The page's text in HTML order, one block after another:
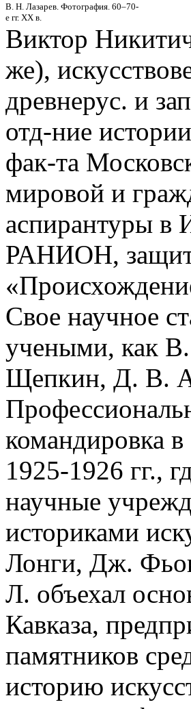
В. Н. Лазарев. Фотография. 60–70-
е гг. XX в.
Виктор
же),
древнерус. и
отд-ние
фак-та
мировой и
аспирантуры в
РАНИОН,
Свое научное
учеными, как
Щепкин, Д. В.
командировка
1925-1926 гг.,
научные
историками
Лонги, Дж.
Л. объехал
Кавказа,
памятников
историю